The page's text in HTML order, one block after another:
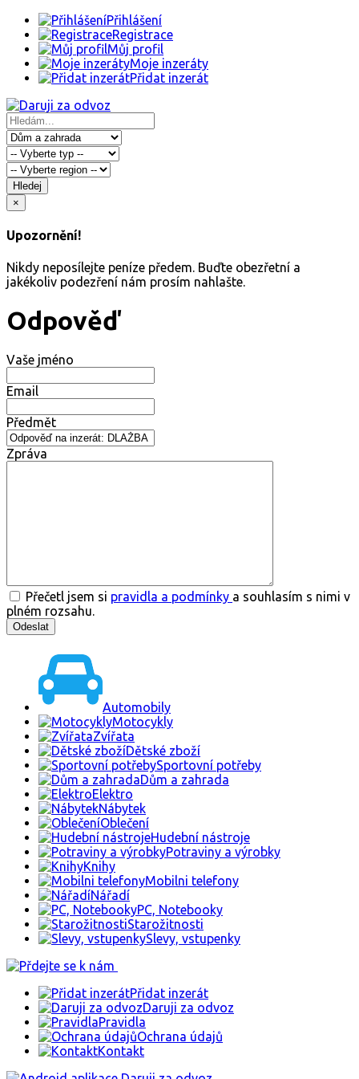
Přihlášení
Registrace
Můj profil
Moje inzeráty
Přidat inzerát
Hledej
×
Upozornění!
Nikdy neposílejte peníze předem. Buďte obezřetní a
jakékoliv podezření nám prosím nahlašte.
Odpověď
Vaše jméno
Email
Předmět
Zpráva
Přečetl jsem si pravidla a podmínky a souhlasím s nimi v
plném rozsahu.
Automobily
Motocykly
Zvířata
Dětské zboží
Sportovní potřeby
Dům a zahrada
Elektro
Nábytek
Oblečení
Hudební nástroje
Potraviny a výrobky
Knihy
Mobilni telefony
Nářadí
PC, Notebooky
Starožitnosti
Slevy, vstupenky
Přidat inzerát
Daruji za odvoz
Pravidla
Ochrana údajů
Kontakt